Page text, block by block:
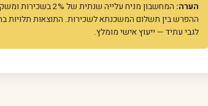
הערה:
המחשבון מניח עלייה שנתית של 2%
ההפרש בין תשלום המשכנתא לשכירות. התוצאות תלויות
לגבי עתיד — ייעוץ אישי מומלץ.